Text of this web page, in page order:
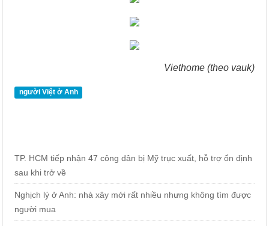
Viethome (theo vauk)
người Việt ở Anh
TP. HCM tiếp nhận 47 công dân bị Mỹ trục xuất, hỗ trợ ổn định
sau khi trở về
Nghịch lý ở Anh: nhà xây mới rất nhiều nhưng không tìm được
người mua